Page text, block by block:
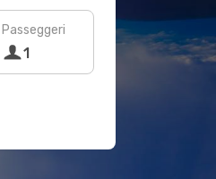
Passeggeri
1